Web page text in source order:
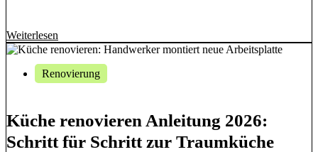
Weiterlesen
Renovierung
Küche renovieren Anleitung 2026:
Schritt für Schritt zur Traumküche